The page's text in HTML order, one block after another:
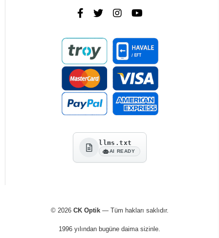
llms.txt
AI READY
© 2026 CK Optik— Tüm hakları saklıdır.
1996 yılından bugüne daima sizinle.